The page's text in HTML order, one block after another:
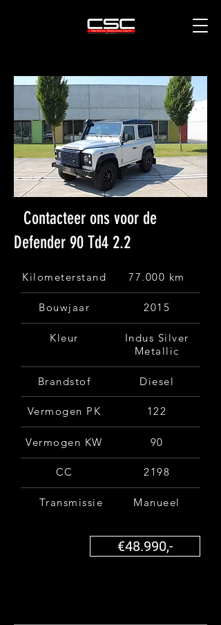
Contacteer ons voor de
Defender 90 Td4 2.2
Kilometerstand 77.000 km
Bouwjaar 2015
Kleur
Indus Silver
Metallic
Brandstof Diesel
Vermogen PK 122
Vermogen KW 90
CC 2198
Transmissie Manueel
€48.990,-